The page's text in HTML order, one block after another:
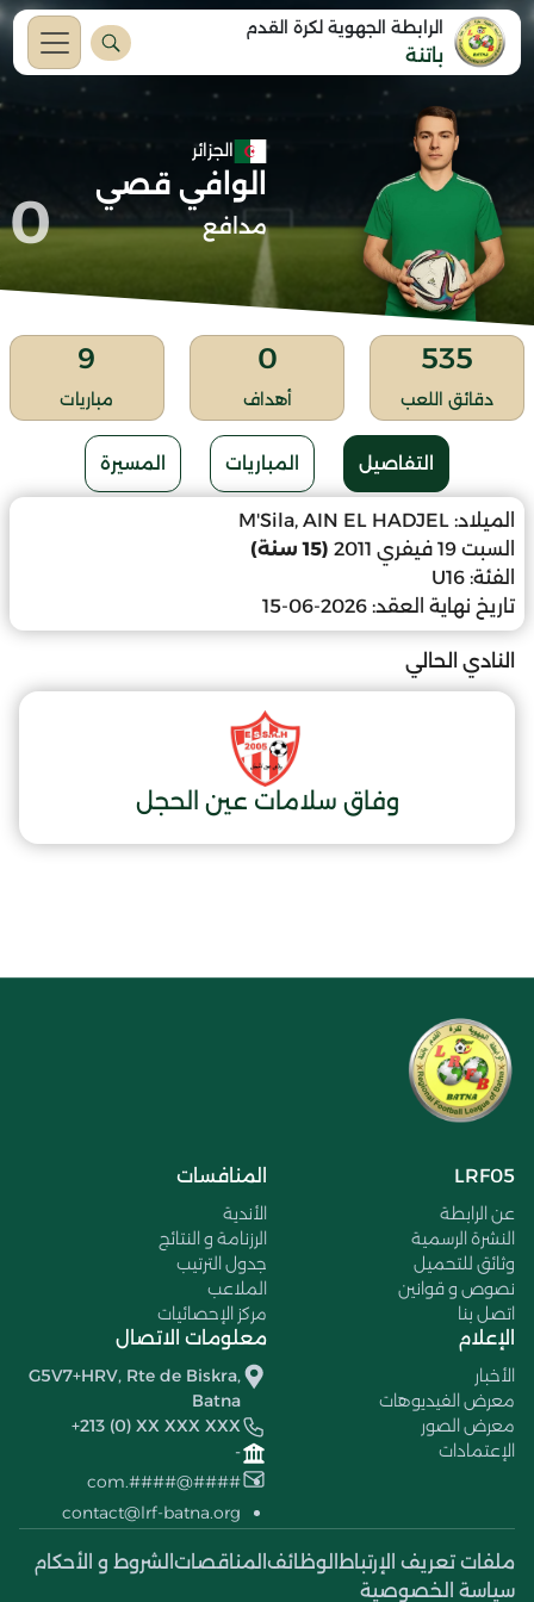
الرابطة الجهوية لكرة القدم
باتنة
الجزائر
الوافي قصي
مدافع 0
535
دقائق اللعب
0
أهداف
9
مباريات
التفاصيل المباريات المسيرة
الميلاد: M'Sila, AIN EL HADJEL
السبت 19 فيفري 2011
(15 سنة)
الفئة: U16
تاريخ نهاية العقد: 2026-06-15
النادي الحالي
وفاق سلامات عين الحجل
LRF05
عن الرابطة
النشرة الرسمية
وثائق للتحميل
نصوص و قوانين
اتصل بنا
المنافسات
الأندية
الرزنامة و النتائج
جدول الترتيب
الملاعب
مركز الإحصائيات
الإعلام
الأخبار
معرض الفيديوهات
معرض الصور
الإعتمادات
معلومات الاتصال
G5V7+HRV, Rte de Biskra,
Batna
+213 (0) XX XXX XXX
-
####@####.com
contact@lrf-batna.org
ملفات تعريف الإرتباط الوظائف المناقصات الشروط و الأحكام
سياسة الخصوصية